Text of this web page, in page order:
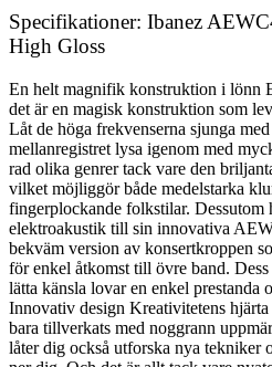
Specifikationer: Ibanez
High Gloss
En helt magnifik konstruktion i lönn
det är en magisk konstruktion som
Låt de höga frekvenserna sjunga
mellanregistret lysa igenom med
rad olika genrer tack vare den
vilket möjliggör både medelstarka
fingerplockande folkstilar. Dessutom
elektroakustik till sin innovativa
bekväm version av konsertkroppen
för enkel åtkomst till övre band.
lätta känsla lovar en enkel prestanda
Innovativ design Kreativitetens
bara tillverkats med noggrann
låter dig också utforska nya tekniker